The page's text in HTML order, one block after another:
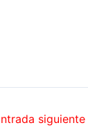
siguiente